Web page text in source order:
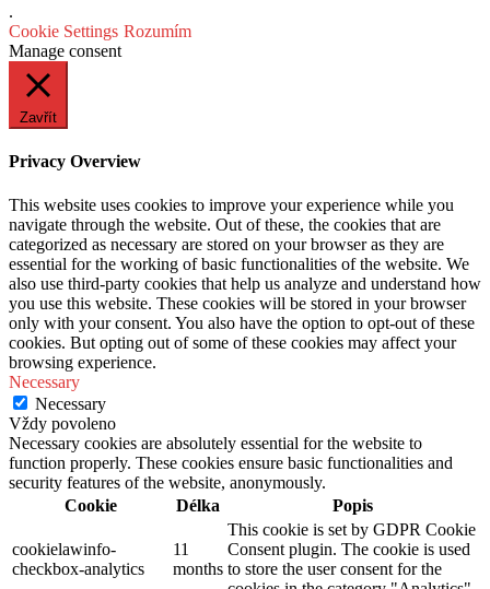
.
Cookie Settings Rozumím
Manage consent
Zavřít
Privacy Overview
This website uses cookies to improve your experience while you
navigate through the website. Out of these, the cookies that are
categorized as necessary are stored on your browser as they are
essential for the working of basic functionalities of the website. We
also use third-party cookies that help us analyze and understand how
you use this website. These cookies will be stored in your browser
only with your consent. You also have the option to opt-out of these
cookies. But opting out of some of these cookies may affect your
browsing experience.
Necessary
Necessary
Vždy povoleno
Necessary cookies are absolutely essential for the website to
function properly. These cookies ensure basic functionalities and
security features of the website, anonymously.
Cookie
Délka Popis
cookielawinfo-
checkbox-analytics
11
months
This cookie is set by GDPR Cookie
Consent plugin. The cookie is used
to store the user consent for the